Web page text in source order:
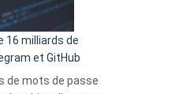
16 milliards de
et GitHub
de mots de passe